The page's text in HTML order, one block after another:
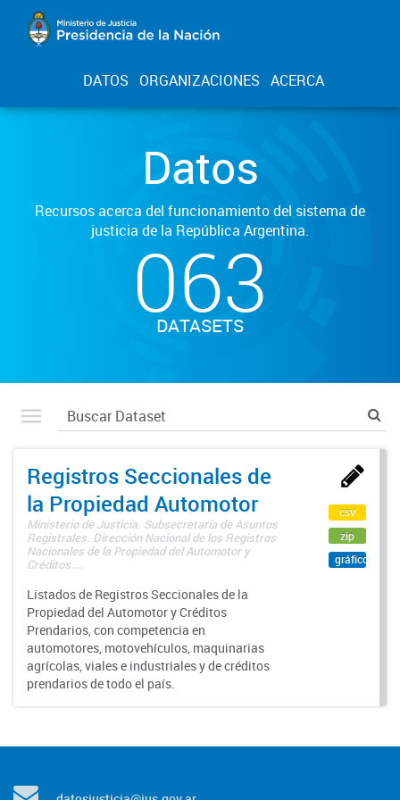
DATOS ORGANIZACIONES ACERCA
Datos
Recursos acerca del funcionamiento del sistema de
justicia de la República Argentina.
063
DATASETS
Registros Seccionales de
la Propiedad Automotor
Ministerio de Justicia. Subsecretaría de Asuntos
Registrales. Dirección Nacional de los Registros
Nacionales de la Propiedad del Automotor y
Créditos ...
Listados de Registros Seccionales de la
Propiedad del Automotor y Créditos
Prendarios, con competencia en
automotores, motovehículos, maquinarias
agrícolas, viales e industriales y de créditos
prendarios de todo el país.
csv
zip
gráfico